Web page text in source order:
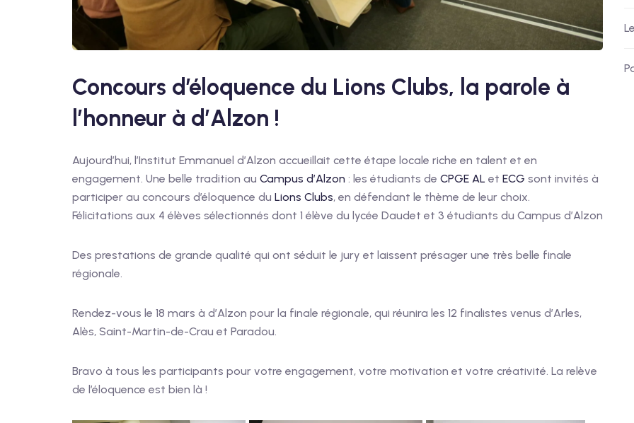
Concours d’éloquence du Lions Clubs, la parole à
l’honneur à d’Alzon !
Aujourd’hui, l’Institut Emmanuel d’Alzon accueillait cette étape locale riche en talent et en
engagement. Une belle tradition au Campus d’Alzon : les étudiants de CPGE AL et ECG sont invités à
participer au concours d’éloquence du Lions Clubs, en défendant le thème de leur choix.
Félicitations aux 4 élèves sélectionnés dont 1 élève du lycée Daudet et 3 étudiants du Campus d’Alzon
Des prestations de grande qualité qui ont séduit le jury et laissent présager une très belle finale
régionale.
Rendez-vous le 18 mars à d’Alzon pour la finale régionale, qui réunira les 12 finalistes venus d’Arles,
Alès, Saint-Martin-de-Crau et Paradou.
Bravo à tous les participants pour votre engagement, votre motivation et votre créativité. La relève
de l’éloquence est bien là !